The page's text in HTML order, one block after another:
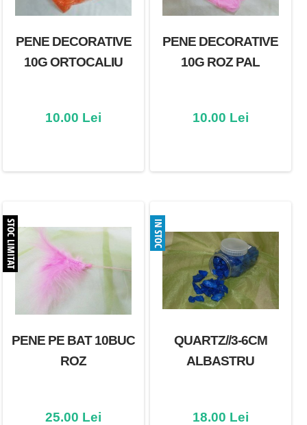
PENE DECORATIVE
10G ORTOCALIU
10.00 Lei
PENE DECORATIVE
10G ROZ PAL
10.00 Lei
PENE PE BAT 10BUC
ROZ
25.00 Lei
QUARTZ//3-6CM
ALBASTRU
18.00 Lei